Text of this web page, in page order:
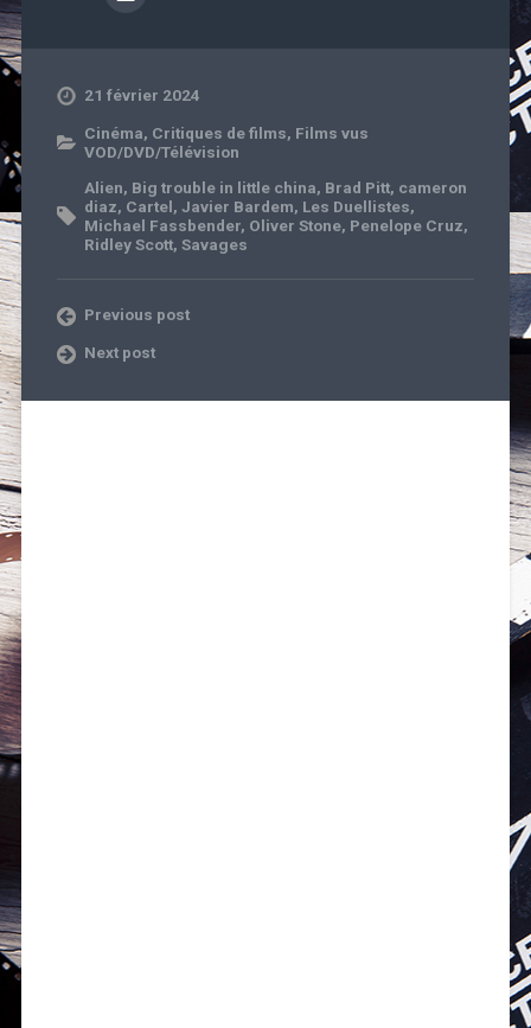
21 février 2024
Cinéma, Critiques de films, Films vus
VOD/DVD/Télévision
Alien, Big trouble in little china, Brad Pitt, cameron
diaz, Cartel, Javier Bardem, Les Duellistes,
Michael Fassbender, Oliver Stone, Penelope Cruz,
Ridley Scott, Savages
Previous post
Next post